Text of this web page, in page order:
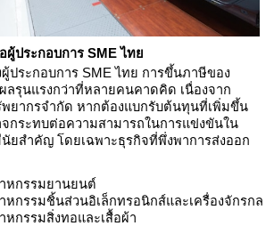
ผู้ประกอบการ SME ไทย
ประกอบการ SME ไทย การขึ้นภาษีของ
ลรุนแรงกว่าที่หลายคนคาดคิด เนื่องจาก
ยากรจำกัด หากต้องแบกรับต้นทุนที่เพิ่มขึ้น
กระทบต่อความสามารถในการแข่งขันใน
ยสำคัญ โดยเฉพาะธุรกิจที่พึ่งพาการส่งออก
หกรรมยานยนต์
หกรรมชิ้นส่วนอิเล็กทรอนิกส์และเครื่องจักรกล
หกรรมสิ่งทอและเสื้อผ้า